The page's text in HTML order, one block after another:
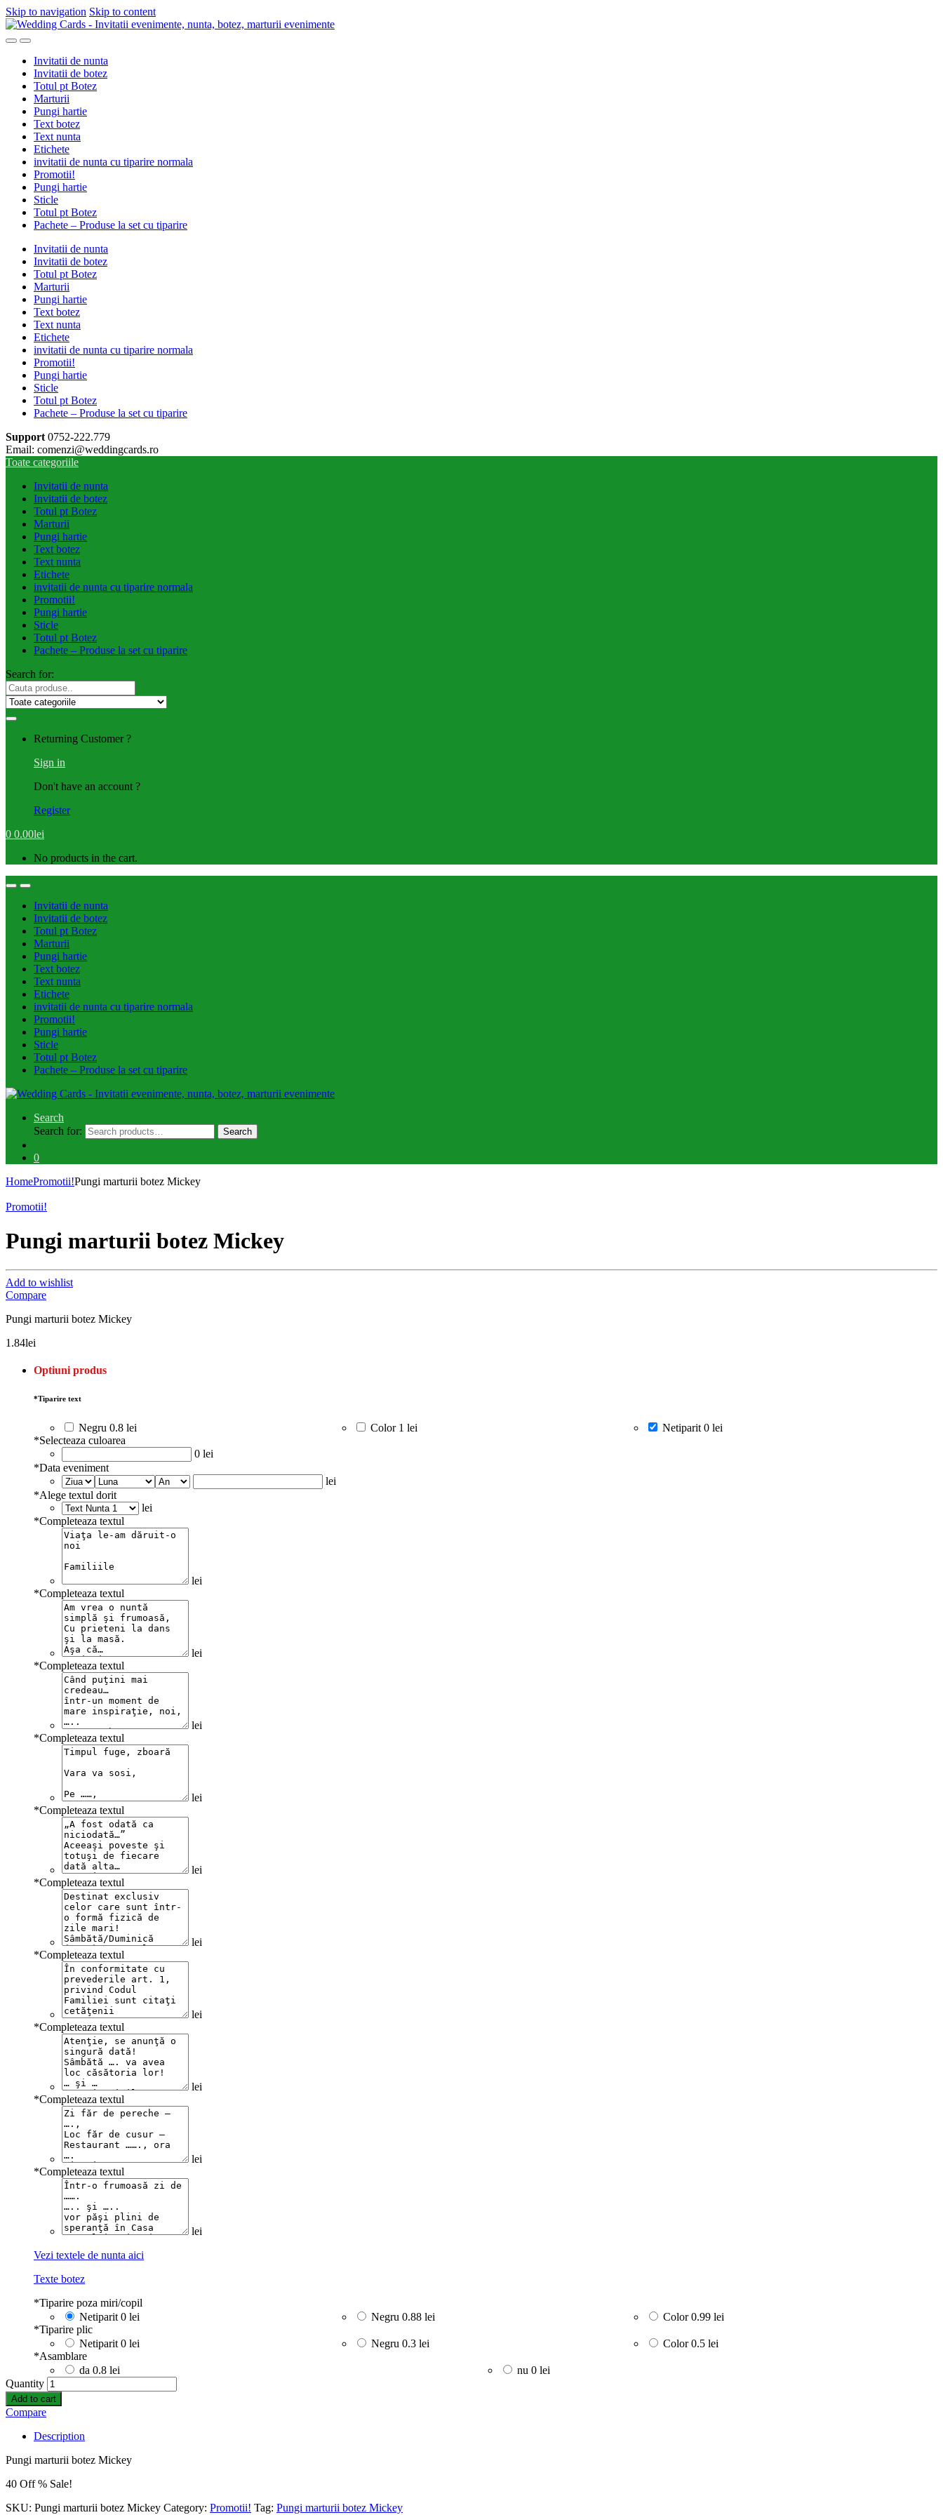
Skip to navigation Skip to content
Invitatii de nunta
Invitatii de botez
Totul pt Botez
Marturii
Pungi hartie
Text botez
Text nunta
Etichete
invitatii de nunta cu tiparire normala
Promotii!
Pungi hartie
Sticle
Totul pt Botez
Pachete – Produse la set cu tiparire
Invitatii de nunta
Invitatii de botez
Totul pt Botez
Marturii
Pungi hartie
Text botez
Text nunta
Etichete
invitatii de nunta cu tiparire normala
Promotii!
Pungi hartie
Sticle
Totul pt Botez
Pachete – Produse la set cu tiparire
Support 0752-222.779
Email: comenzi@weddingcards.ro
Toate categoriile
Invitatii de nunta
Invitatii de botez
Totul pt Botez
Marturii
Pungi hartie
Text botez
Text nunta
Etichete
invitatii de nunta cu tiparire normala
Promotii!
Pungi hartie
Sticle
Totul pt Botez
Pachete – Produse la set cu tiparire
Search for:
Returning Customer ?
Sign in
Don't have an account ?
Register
0 0.00lei
No products in the cart.
Invitatii de nunta
Invitatii de botez
Totul pt Botez
Marturii
Pungi hartie
Text botez
Text nunta
Etichete
invitatii de nunta cu tiparire normala
Promotii!
Pungi hartie
Sticle
Totul pt Botez
Pachete – Produse la set cu tiparire
Search
Search for:
Search
0
HomePromotii!Pungi marturii botez Mickey
Promotii!
Pungi marturii botez Mickey
Add to wishlist
Compare
Pungi marturii botez Mickey
1.84lei
Optiuni produs
*Tiparire text
Negru 0.8 lei Color 1 lei Netiparit 0 lei
*Selecteaza culoarea
0 lei
*Data eveniment
lei
*Alege textul dorit
lei
*Completeaza textul
lei
*Completeaza textul
lei
*Completeaza textul
lei
*Completeaza textul
lei
*Completeaza textul
lei
*Completeaza textul
lei
*Completeaza textul
lei
*Completeaza textul
lei
*Completeaza textul
lei
*Completeaza textul
lei
Vezi textele de nunta aici
Texte botez
*Tiparire poza miri/copil
Netiparit 0 lei Negru 0.88 lei Color 0.99 lei
*Tiparire plic
Netiparit 0 lei Negru 0.3 lei Color 0.5 lei
*Asamblare
da 0.8 lei nu 0 lei
Quantity
Add to cart
Compare
Description
Pungi marturii botez Mickey
40 Off % Sale!
SKU: Pungi marturii botez Mickey Category: Promotii! Tag: Pungi marturii botez Mickey